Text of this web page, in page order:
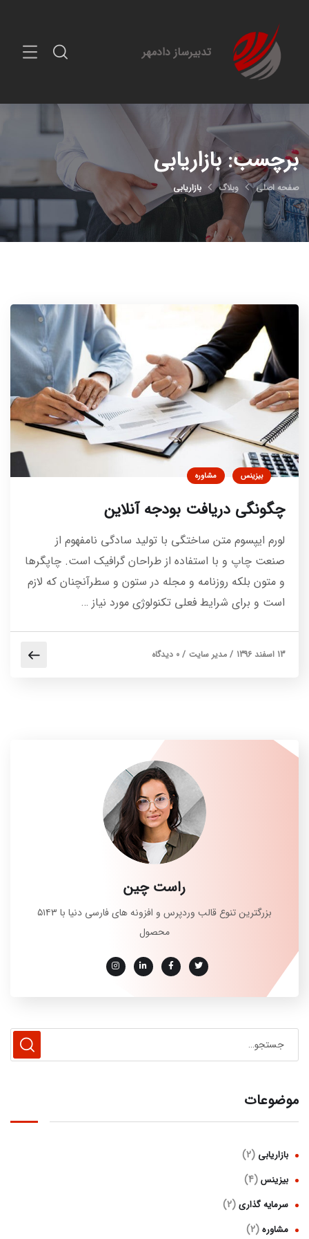
تدبیرساز دادمهر
برچسب:بازاریابی
صفحه اصلی وبلاگ بازاریابی
بیزینس مشاوره
چگونگی دریافت بودجه آنلاین
لورم ایپسوم متن ساختگی با تولید سادگی نامفهوم از
صنعت چاپ و با استفاده از طراحان گرافیک است. چاپگرها
و متون بلکه روزنامه و مجله در ستون و سطرآنچنان که لازم
است و برای شرایط فعلی تکنولوژی مورد نیاز …
13 اسفند 1396 / مدیر سایت / 0 دیدگاه
راست چین
بزرگترین تنوع قالب وردپرس و افزونه های فارسی دنیا با ۵۱۴۳
محصول
موضوعات
بازاریابی (2)
بیزینس(4)
سرمایه گذاری(2)
مشاوره(2)